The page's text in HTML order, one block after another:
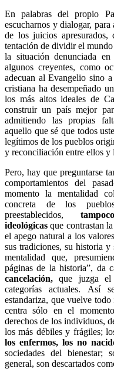
En palabras del propio
escucharnos y dialogar,
de los juicios apresurados,
tentación de dividir el
la situación denunciada
algunos creyentes, como
adecuan al Evangelio sino
cristiana ha desempeñado
los más altos ideales de
construir un país mejor
admitiendo las propias
aquello que sé que todos
legítimos de los pueblos
y reconciliación entre ellos y
Pero, hay que preguntarse
comportamientos del
momento la mentalidad
concreta de los
preestablecidos,
ideológicas que contrastan
el apego natural a los
sus tradiciones, su historia
mentalidad que,
páginas de la historia”, da
cancelación, que juzga el
categorías actuales. Así
estandariza, que vuelve
centra sólo en el
derechos de los individuos,
los más débiles y frágiles;
los enfermos, los no
sociedades del
general, son descartados